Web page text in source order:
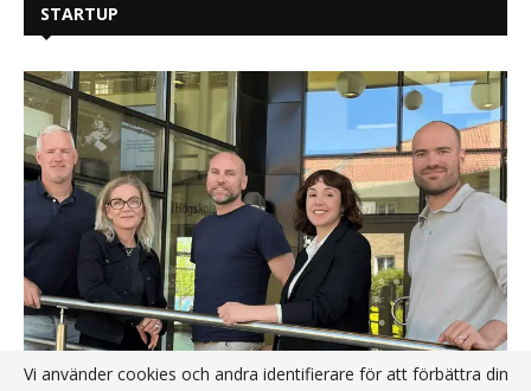
STARTUP
Vi använder cookies och andra identifierare för att förbättra din